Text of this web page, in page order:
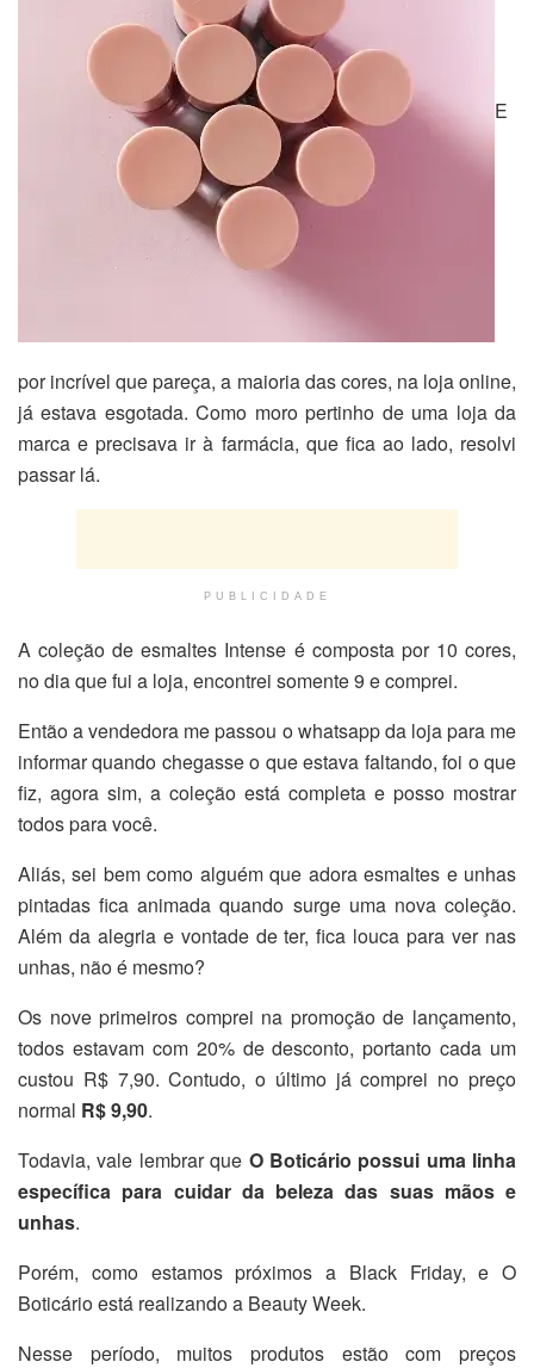
E
por incrível que pareça, a maioria das cores, na loja online,
já estava esgotada. Como moro pertinho de uma loja da
marca e precisava ir à farmácia, que fica ao lado, resolvi
passar lá.
PUBLICIDADE
A coleção de esmaltes Intense é composta por 10 cores,
no dia que fui a loja, encontrei somente 9 e comprei.
Então a vendedora me passou o whatsapp da loja para me
informar quando chegasse o que estava faltando, foi o que
fiz, agora sim, a coleção está completa e posso mostrar
todos para você.
Aliás, sei bem como alguém que adora esmaltes e unhas
pintadas fica animada quando surge uma nova coleção.
Além da alegria e vontade de ter, fica louca para ver nas
unhas, não é mesmo?
Os nove primeiros comprei na promoção de lançamento,
todos estavam com 20% de desconto, portanto cada um
custou R$ 7,90. Contudo, o último já comprei no preço
normal R$ 9,90.
Todavia, vale lembrar que O Boticário possui uma linha
específica para cuidar da beleza das suas mãos e
unhas.
Porém, como estamos próximos a Black Friday, e O
Boticário está realizando a Beauty Week.
Nesse período, muitos produtos estão com preços